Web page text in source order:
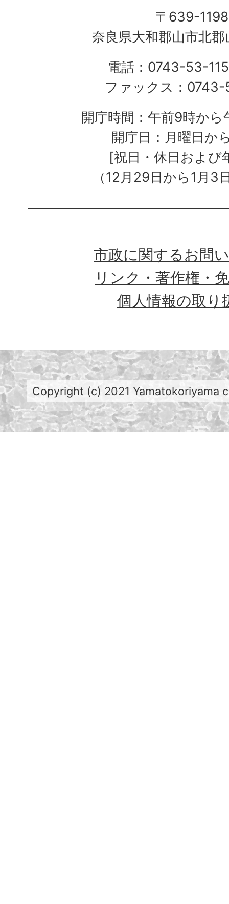
〒639-1198
奈良県大和郡山市北
電話：0743-53-
ファックス：
開庁時間：午前9時か
開庁日：月曜日か
[祝日・休日および
（12月29日から1月3
市政に関するお問
リンク・著作権・
個人情報の取り
Copyright (c) 2021 Yamatokoriyama